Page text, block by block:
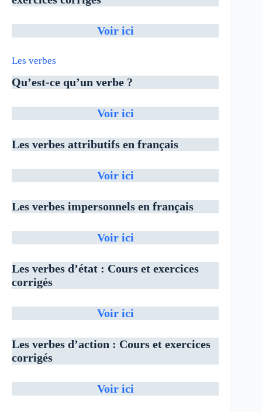
Voir ici
Les verbes
Qu’est-ce qu’un verbe ?
Voir ici
Les verbes attributifs en français
Voir ici
Les verbes impersonnels en français
Voir ici
Les verbes d’état : Cours et exercices
corrigés
Voir ici
Les verbes d’action : Cours et exercices
corrigés
Voir ici